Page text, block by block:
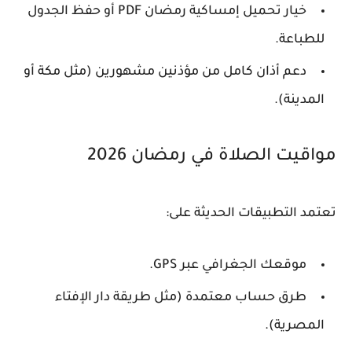
خيار تحميل إمساكية رمضان PDF أو حفظ الجدول
للطباعة.
دعم أذان كامل من مؤذنين مشهورين (مثل مكة أو
المدينة).
مواقيت الصلاة في رمضان 2026
تعتمد التطبيقات الحديثة على:
موقعك الجغرافي عبر GPS.
طرق حساب معتمدة (مثل طريقة دار الإفتاء
المصرية).